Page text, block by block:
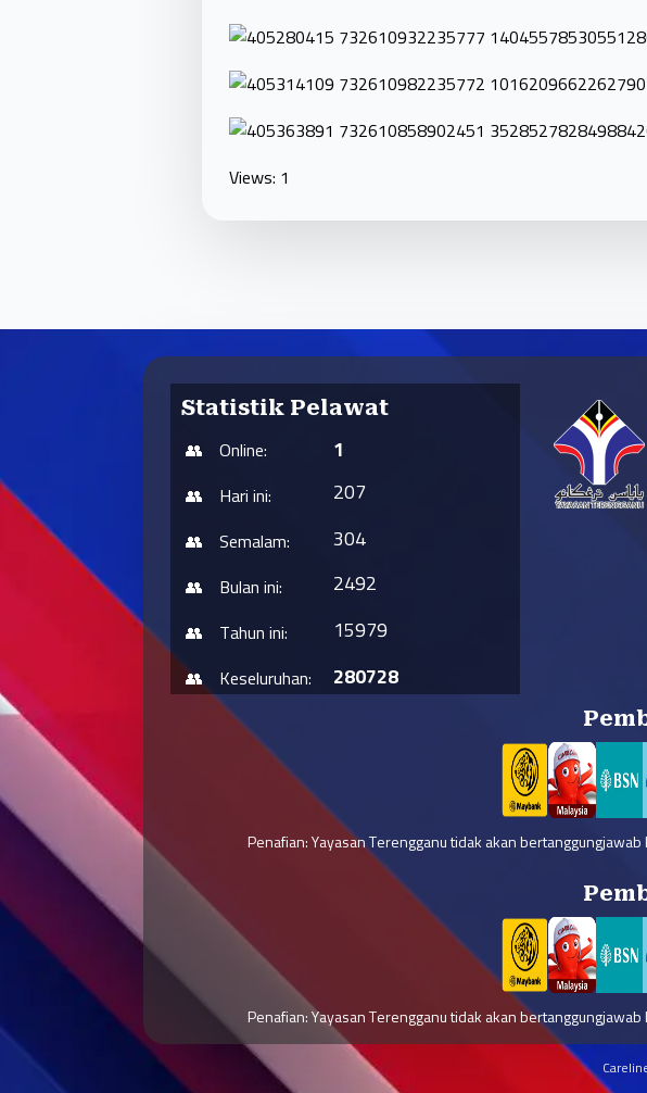
Views: 1
Statistik Pelawat
Online:
Hari ini:
Semalam:
Bulan ini:
Tahun ini:
Keseluruhan:
1
207
304
2492
15979
280728
Penafian: Yayasan Terengganu tidak akan
Penafian: Yayasan Terengganu tidak akan